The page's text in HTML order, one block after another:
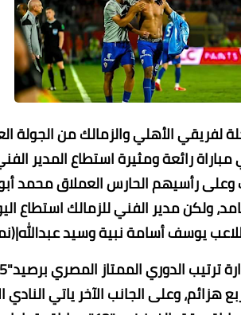
لفريقي الأهلي والزمالك من
المصري بتعادل الفريقين(2-2) في مباراة رائعة ومثيرة
وعلى رأسيهم الحارس العملاق محمد
ولكن مدير الفني للزمالك استطاع
يوسف أسامة نبية وسيد
هزائم، وعلى الجانب الآخر ياتي